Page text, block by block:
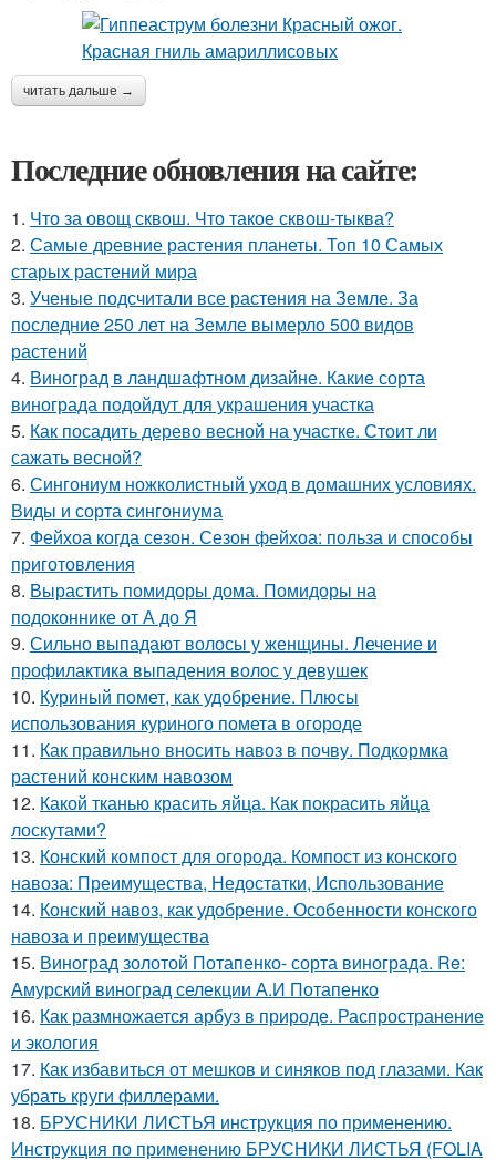
читать дальше →
Последние обновления на сайте:
1. Что за овощ сквош. Что такое сквош-тыква?
2. Самые древние растения планеты. Топ 10 Самых
старых растений мира
3. Ученые подсчитали все растения на Земле. За
последние 250 лет на Земле вымерло 500 видов
растений
4. Виноград в ландшафтном дизайне. Какие сорта
винограда подойдут для украшения участка
5. Как посадить дерево весной на участке. Стоит ли
сажать весной?
6. Сингониум ножколистный уход в домашних условиях.
Виды и сорта сингониума
7. Фейхоа когда сезон. Сезон фейхоа: польза и способы
приготовления
8. Вырастить помидоры дома. Помидоры на
подоконнике от А до Я
9. Сильно выпадают волосы у женщины. Лечение и
профилактика выпадения волос у девушек
10. Куриный помет, как удобрение. Плюсы
использования куриного помета в огороде
11. Как правильно вносить навоз в почву. Подкормка
растений конским навозом
12. Какой тканью красить яйца. Как покрасить яйца
лоскутами?
13. Конский компост для огорода. Компост из конского
навоза: Преимущества, Недостатки, Использование
14. Конский навоз, как удобрение. Особенности конского
навоза и преимущества
15. Виноград золотой Потапенко- сорта винограда. Re:
Амурский виноград селекции А.И Потапенко
16. Как размножается арбуз в природе. Распространение
и экология
17. Как избавиться от мешков и синяков под глазами. Как
убрать круги филлерами.
18. БРУСНИКИ ЛИСТЬЯ инструкция по применению.
Инструкция по применению БРУСНИКИ ЛИСТЬЯ (FOLIA